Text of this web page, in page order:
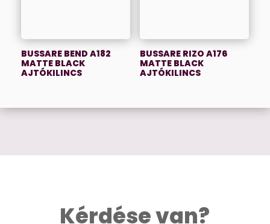
BUSSARE BEND A182
MATTE BLACK
AJTÓKILINCS
BUSSARE RIZO A176
MATTE BLACK
AJTÓKILINCS
Kérdése van?